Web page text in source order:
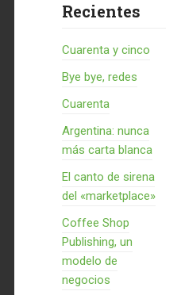
Recientes
Cuarenta y cinco
Bye bye, redes
Cuarenta
Argentina: nunca
más carta blanca
El canto de sirena
del «marketplace»
Coffee Shop
Publishing, un
modelo de
negocios